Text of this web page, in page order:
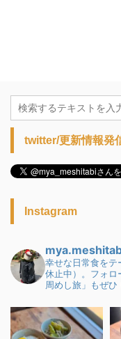
twitter/更新情報発
Instagram
幸せな日常食を
休止中）。フォロ
周めし旅」もぜひ